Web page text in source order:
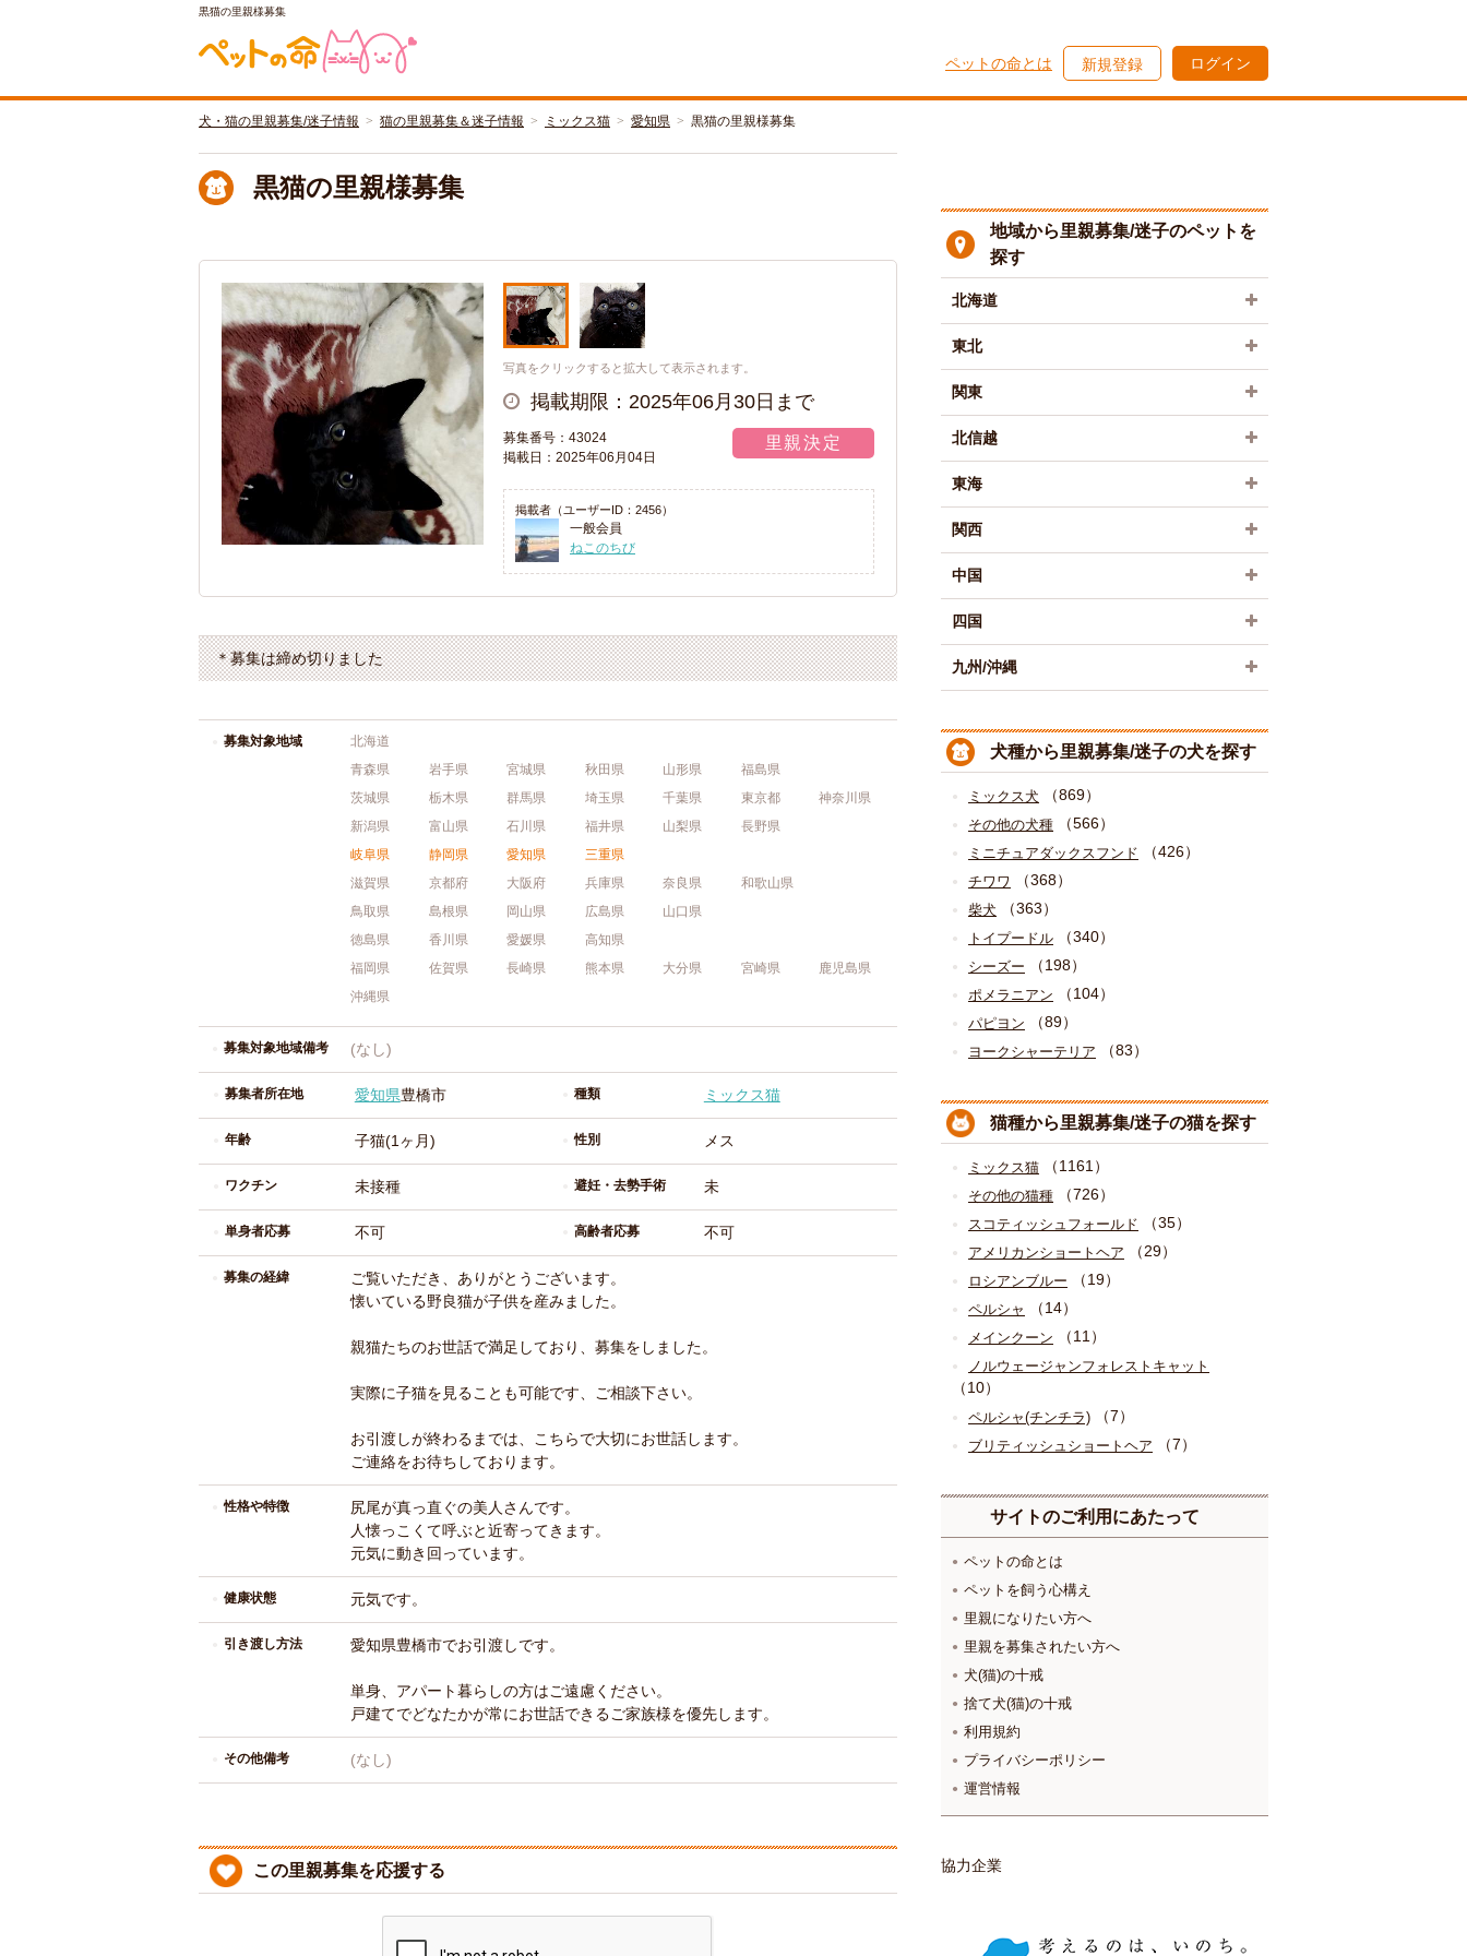
黒猫の里親様募集
ペットの命とは 新規登録 ログイン
犬・猫の里親募集/迷子情報 猫の里親募集＆迷子情報 ミックス猫 愛知県 黒猫の里親様募集
黒猫の里親様募集
写真をクリックすると拡大して表示されます。
掲載期限：2025年06月30日まで
募集番号：43024
掲載日：2025年06月04日
里親決定
掲載者（ユーザーID：2456）
一般会員
ねこのちび
＊募集は締め切りました
募集対象地域
北海道
青森県
岩手県 宮城県 秋田県 山形県
福島県
茨城県
栃木県 群馬県 埼玉県 千葉県 東京都
神奈川県
新潟県
富山県 石川県 福井県 山梨県
長野県
岐阜県
静岡県 愛知県
三重県
滋賀県
京都府 大阪府 兵庫県 奈良県
和歌山県
鳥取県
島根県 岡山県 広島県
山口県
徳島県
香川県 愛媛県
高知県
福岡県
佐賀県 長崎県 熊本県 大分県 宮崎県
鹿児島県
沖縄県
募集対象地域備考 (なし)
募集者所在地 愛知県豊橋市 種類 ミックス猫
年齢 子猫(1ヶ月) 性別 メス
ワクチン 未接種 避妊・去勢手術 未
単身者応募 不可 高齢者応募 不可
募集の経緯
ご覧いただき、ありがとうございます。
懐いている野良猫が子供を産みました。
親猫たちのお世話で満足しており、募集をしました。
実際に子猫を見ることも可能です、ご相談下さい。
お引渡しが終わるまでは、こちらで大切にお世話します。
ご連絡をお待ちしております。
性格や特徴
尻尾が真っ直ぐの美人さんです。
人懐っこくて呼ぶと近寄ってきます。
元気に動き回っています。
健康状態 元気です。
引き渡し方法 愛知県豊橋市でお引渡しです。
単身、アパート暮らしの方はご遠慮ください。
戸建てでどなたかが常にお世話できるご家族様を優先します。
その他備考 (なし)
この里親募集を応援する
地域から里親募集/迷子のペットを
探す
北海道
東北
関東
北信越
東海
関西
中国
四国
九州/沖縄
犬種から里親募集/迷子の犬を探す
ミックス犬 （869）
その他の犬種 （566）
ミニチュアダックスフンド （426）
チワワ （368）
柴犬 （363）
トイプードル （340）
シーズー （198）
ポメラニアン （104）
パピヨン （89）
ヨークシャーテリア （83）
猫種から里親募集/迷子の猫を探す
ミックス猫 （1161）
その他の猫種 （726）
スコティッシュフォールド （35）
アメリカンショートヘア （29）
ロシアンブルー （19）
ペルシャ （14）
メインクーン （11）
ノルウェージャンフォレストキャット
（10）
ペルシャ(チンチラ) （7）
ブリティッシュショートヘア （7）
サイトのご利用にあたって
ペットの命とは
ペットを飼う心構え
里親になりたい方へ
里親を募集されたい方へ
犬(猫)の十戒
捨て犬(猫)の十戒
利用規約
プライバシーポリシー
運営情報
協力企業